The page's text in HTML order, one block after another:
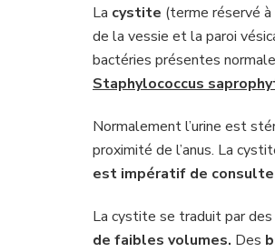
La cystite (terme réservé
de la vessie et la paroi
bactéries présentes
Staphylococcus
Normalement l’urine est
proximité de l’anus. La
est impératif de
La cystite se traduit par des
de faibles volumes. Des